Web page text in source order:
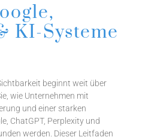
KI-Systeme
beginnt weit über
wie Unternehmen mit
und einer starken
ChatGPT, Perplexity und
werden. Dieser Leitfaden